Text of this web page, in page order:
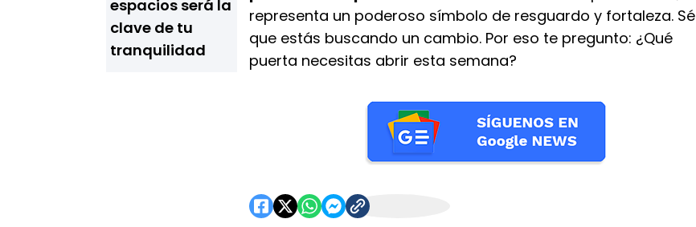
espacios será la
clave de tu
tranquilidad
representa un poderoso símbolo de resguardo y fortaleza. Sé
que estás buscando un cambio. Por eso te pregunto: ¿Qué
puerta necesitas abrir esta semana?